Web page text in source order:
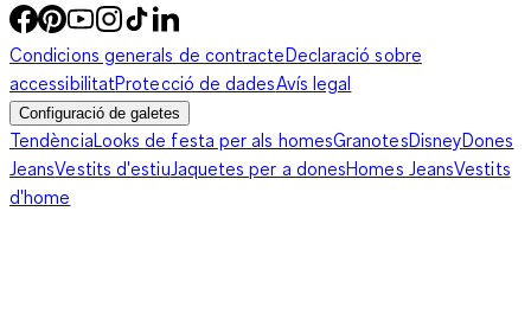
nuestra selección y realiza tu pedido hoy mismo para brindarle
a tu bebé la comodidad y protección que se merece.
Condicions generals de contracteDeclaració sobre
accessibilitatProtecció de dadesAvís legal
Configuració de galetes
TendènciaLooks de festa per als homesGranotesDisneyDones
JeansVestits d'estiu Jaquetes per a donesHomes JeansVestits
d'home